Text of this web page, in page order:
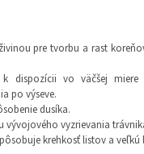
pre tvorbu a rast
dispozícii vo väčšej
po výseve.
dusíka.
vývojového vyzrievania
krehkosť listov a